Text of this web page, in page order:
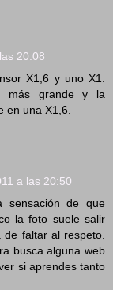
20:08
X1,6 y uno X1.
más grande y la
en una X1,6.
a las 20:50
sensación de que
la foto suele salir
de faltar al respeto.
busca alguna web
si aprendes tanto